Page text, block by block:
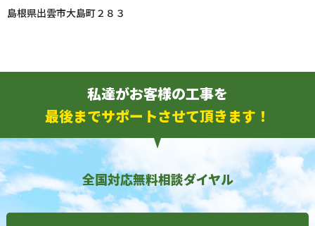
島根県出雲市大島町２８３
私達がお客様の工事を
最後までサポートさせて頂きます！
全国対応無料相談ダイヤル